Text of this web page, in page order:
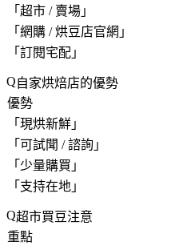
「 超市 / 賣場 」
「 網購 / 烘豆店官網 」
「 訂閱宅配 」
自家烘焙店的優勢
優勢
「 現烘新鮮 」
「 可試聞 / 諮詢 」
「 少量購買 」
「 支持在地 」
超市買豆注意
重點